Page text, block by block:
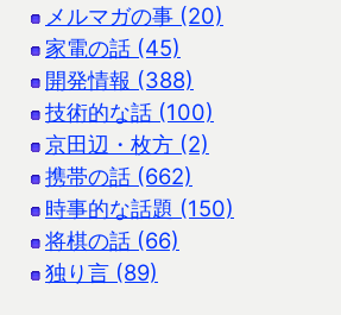
メルマガの事 (20)
家電の話 (45)
開発情報 (388)
技術的な話 (100)
京田辺・枚方 (2)
携帯の話 (662)
時事的な話題 (150)
将棋の話 (66)
独り言 (89)